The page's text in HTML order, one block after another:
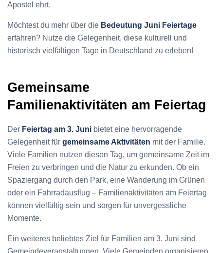
Apostel ehrt.
Möchtest du mehr über die Bedeutung Juni Feiertage
erfahren? Nutze die Gelegenheit, diese kulturell und
historisch vielfältigen Tage in Deutschland zu erleben!
Gemeinsame
Familienaktivitäten am Feiertag
Der Feiertag am 3. Juni bietet eine hervorragende
Gelegenheit für gemeinsame Aktivitäten mit der Familie.
Viele Familien nutzen diesen Tag, um gemeinsame Zeit im
Freien zu verbringen und die Natur zu erkunden. Ob ein
Spaziergang durch den Park, eine Wanderung im Grünen
oder ein Fahrradausflug – Familienaktivitäten am Feiertag
können vielfältig sein und sorgen für unvergessliche
Momente.
Ein weiteres beliebtes Ziel für Familien am 3. Juni sind
Gemeindeveranstaltungen. Viele Gemeinden organisieren